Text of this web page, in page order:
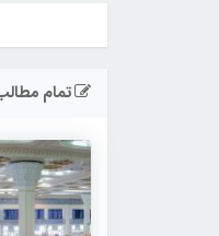
تمام